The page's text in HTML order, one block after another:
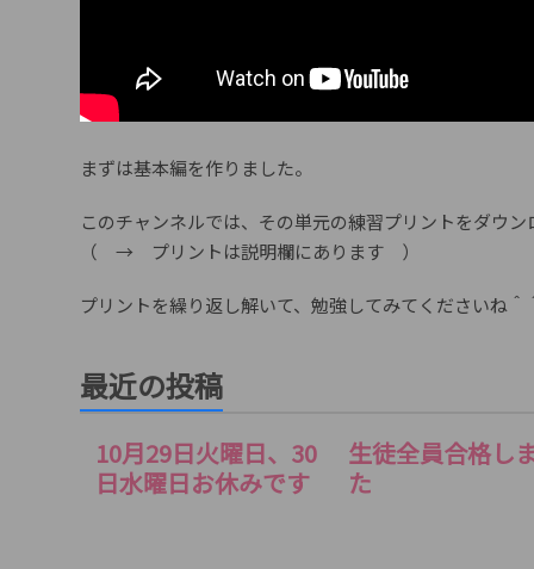
まずは基本編を作りました。
このチャンネルでは、その単元の練習プリントをダウン
（ → プリントは説明欄にあります ）
プリントを繰り返し解いて、勉強してみてくださいね＾
最近の投稿
10月29日火曜日、30
日水曜日お休みです
生徒全員合格し
た